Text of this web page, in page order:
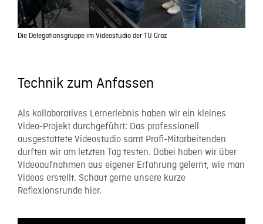
Die Delegationsgruppe im Videostudio der TU Graz
Technik zum Anfassen
Als kollaboratives Lernerlebnis haben wir ein kleines
Video-Projekt durchgeführt: Das professionell
ausgestattete Videostudio samt Profi-Mitarbeitenden
durften wir am letzten Tag testen. Dabei haben wir über
Videoaufnahmen aus eigener Erfahrung gelernt, wie man
Videos erstellt. Schaut gerne unsere kurze
Reflexionsrunde hier.